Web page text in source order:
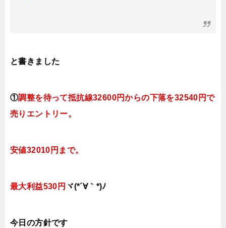
と書きました
①調整を待って抵抗線32600円からの下落を32540円で
売りエントリー。
安値32010円まで。
最大利益530円 ヾ(*´∀｀*)ﾉ
今日 の方針です